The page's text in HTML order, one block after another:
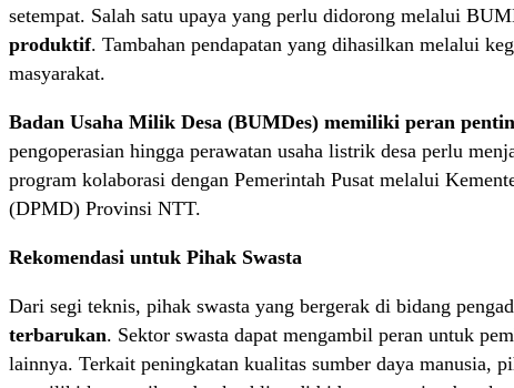
setempat. Salah satu upaya yang perlu didorong melalui
produktif. Tambahan pendapatan yang dihasilkan melalui
masyarakat.
Badan Usaha Milik Desa (BUMDes) memiliki peran
pengoperasian hingga perawatan usaha listrik desa perlu
program kolaborasi dengan Pemerintah Pusat melalui
(DPMD) Provinsi NTT.
Rekomendasi untuk Pihak Swasta
Dari segi teknis, pihak swasta yang bergerak di bidang
terbarukan. Sektor swasta dapat mengambil peran untuk
lainnya. Terkait peningkatan kualitas sumber daya manusia,